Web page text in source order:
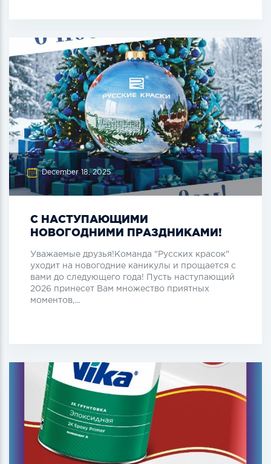
December 18, 2025
С НАСТУПАЮЩИМИ
НОВОГОДНИМИ ПРАЗДНИКАМИ!
Уважаемые друзья!Команда "Русских красок"
уходит на новогодние каникулы и прощается с
вами до следующего года! Пусть наступающий
2026 принесет Вам множество приятных
моментов,...